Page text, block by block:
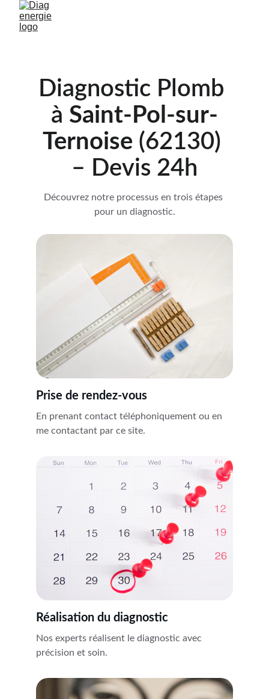
Diagnostic Plomb
à Saint-Pol-sur-
Ternoise (62130)
– Devis 24h
Découvrez notre processus en trois étapes
pour un diagnostic.
Prise de rendez-vous
En prenant contact téléphoniquement ou en
me contactant par ce site.
Réalisation du diagnostic
Nos experts réalisent le diagnostic avec
précision et soin.